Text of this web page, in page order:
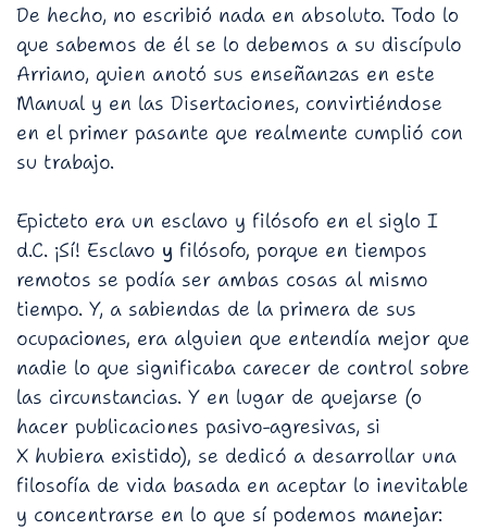
De hecho, no escribió nada en absoluto. Todo lo
que sabemos de él se lo debemos a su discípulo
Arriano, quien anotó sus enseñanzas en este
Manual y en las Disertaciones, convirtiéndose
en el primer pasante que realmente cumplió con
su trabajo.
Epicteto era un esclavo y filósofo en el siglo I
d.C. ¡Sí! Esclavo y filósofo, porque en tiempos
remotos se podía ser ambas cosas al mismo
tiempo. Y, a sabiendas de la primera de sus
ocupaciones, era alguien que entendía mejor que
nadie lo que significaba carecer de control sobre
las circunstancias. Y en lugar de quejarse (o
hacer publicaciones pasivo-agresivas, si
X hubiera existido), se dedicó a desarrollar una
filosofía de vida basada en aceptar lo inevitable
y concentrarse en lo que sí podemos manejar: